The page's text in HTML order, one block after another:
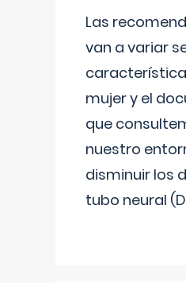
Las
van a variar
mujer y el
que
nuestro
disminuir los
tubo neural